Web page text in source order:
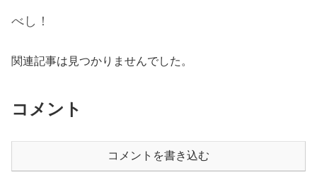
べし！
関連記事は見つかりませんでした。
コメント
コメントを書き込む